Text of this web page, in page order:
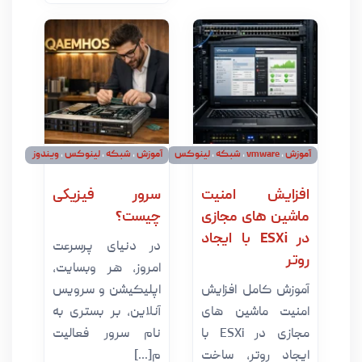
شبکه،لینوکس
امنیت
های مجازی
در ESXi با ایجاد
کامل افزایش
ماشین های
مجازی در ESXi با
روتر، ساخت
آموزش،شبکه،لینوکس،ویندوز
سرور فیزیکی
چیست؟
در دنیای پرسرعت
امروز، هر وبسایت،
اپلیکیشن و سرویس
آنلاین، بر بستری به
نام سرور فعالیت
م[...]